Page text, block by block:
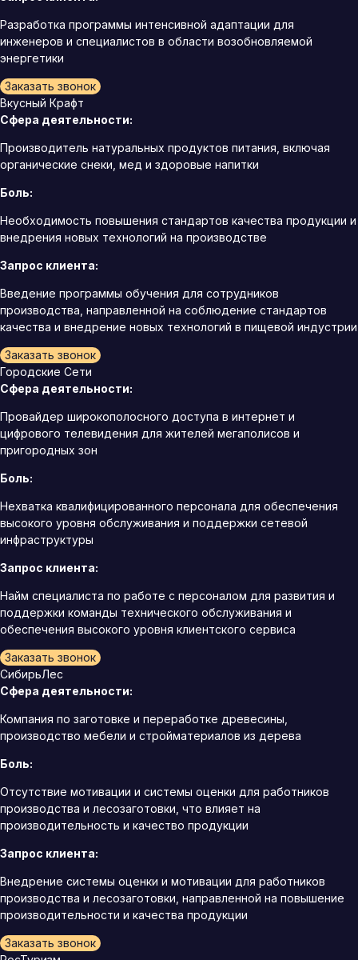
Разработка программы интенсивной адаптации для
инженеров и специалистов в области возобновляемой
энергетики
Заказать звонок
Вкусный Крафт
Сфера деятельности:
Производитель натуральных продуктов питания, включая
органические снеки, мед и здоровые напитки
Боль:
Необходимость повышения стандартов качества продукции и
внедрения новых технологий на производстве
Запрос клиента:
Введение программы обучения для сотрудников
производства, направленной на соблюдение стандартов
качества и внедрение новых технологий в пищевой индустрии
Заказать звонок
Городские Сети
Сфера деятельности:
Провайдер широкополосного доступа в интернет и
цифрового телевидения для жителей мегаполисов и
пригородных зон
Боль:
Нехватка квалифицированного персонала для обеспечения
высокого уровня обслуживания и поддержки сетевой
инфраструктуры
Запрос клиента:
Найм специалиста по работе с персоналом для развития и
поддержки команды технического обслуживания и
обеспечения высокого уровня клиентского сервиса
Заказать звонок
СибирьЛес
Сфера деятельности:
Компания по заготовке и переработке древесины,
производство мебели и стройматериалов из дерева
Боль:
Отсутствие мотивации и системы оценки для работников
производства и лесозаготовки, что влияет на
производительность и качество продукции
Запрос клиента:
Внедрение системы оценки и мотивации для работников
производства и лесозаготовки, направленной на повышение
производительности и качества продукции
Заказать звонок